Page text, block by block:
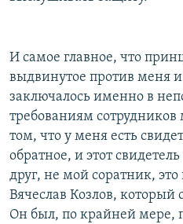
И самое главное, что
выдвинутое против меня
заключалось именно в
требованиям
том, что у меня есть
обратное, и этот
друг, не мой соратник,
Вячеслав Козлов, который
Он был, по крайней мере,